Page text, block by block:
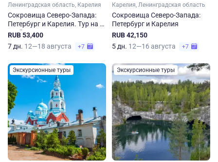
Ленинградская область, Карелия
Сокровища Северо-Запада:
Петербург и Карелия. Тур на 7
дней
RUB 53,400
7 дн. 12—18 августа +7
Карелия, Ленинградская область
Сокровища Северо-Запада:
Петербург и Карелия
RUB 42,150
5 дн. 12—16 августа +7
Экскурсионные туры Экскурсионные туры